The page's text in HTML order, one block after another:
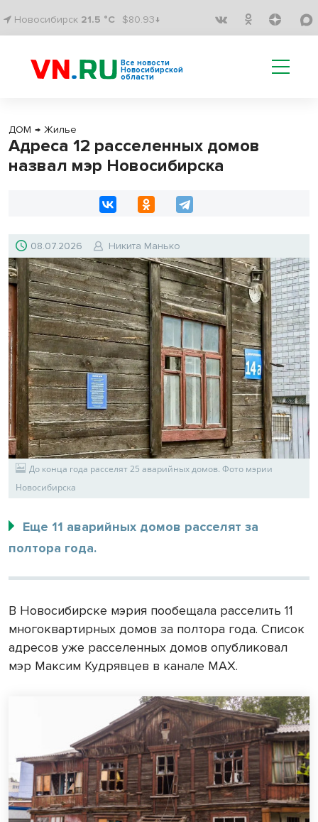
Новосибирск 21.5 °C $80.93↓
Все новости
Новосибирской
области
ДОМ → Жилье
Адреса 12 расселенных домов
назвал мэр Новосибирска
08.07.2026 Никита Манько
До конца года расселят 25 аварийных домов. Фото мэрии
Новосибирска
Еще 11 аварийных домов расселят за
полтора года.
В Новосибирске мэрия пообещала расселить 11
многоквартирных домов за полтора года. Список
адресов уже расселенных домов опубликовал
мэр Максим Кудрявцев в канале МАХ.